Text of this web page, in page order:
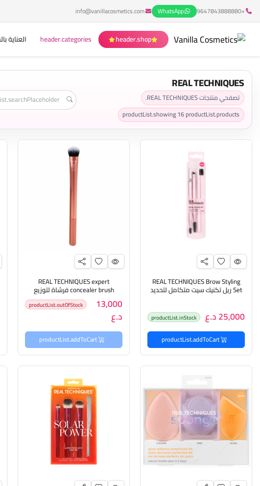
+9647843888880
WhatsApp
info@vanillacosmetics.com
header.shop
header.categories العناية
REAL TECHNIQUES
تصفحي منتجات REAL TECHNIQUES.
productList.showing16productList.products
REAL TECHNIQUES Brow Styling
Set ريل تكنيك سيت متكامل لتحديد
25,000 د.ع productList.inStock
productList.addToCart
REAL TECHNIQUES expert
concealer brush فرشاة لتوزيع
الكونسيلر من ريل تيكنيك13,000
د.ع
productList.outOfStock
productList.addToCart